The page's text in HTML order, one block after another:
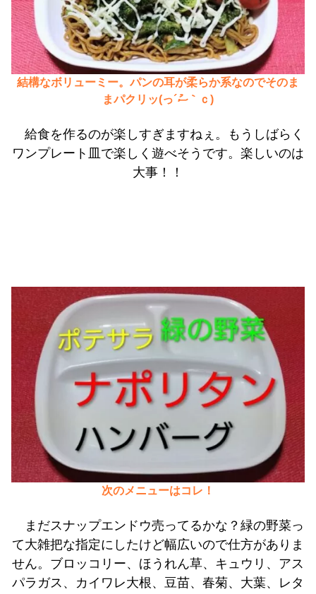
結構なボリューミー。パンの耳が柔らか系なのでそのま
まパクリッ(っ´ސު｀ｃ)
給食を作るのが楽しすぎますねぇ。もうしばらく
ワンプレート皿で楽しく遊べそうです。楽しいのは
大事！！
次のメニューはコレ！
まだスナップエンドウ売ってるかな？緑の野菜っ
て大雑把な指定にしたけど幅広いので仕方がありま
せん。ブロッコリー、ほうれん草、キュウリ、アス
パラガス、カイワレ大根、豆苗、春菊、大葉、レタ